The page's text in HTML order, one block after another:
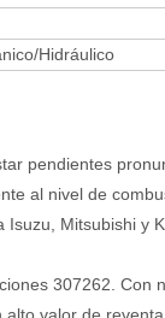
Hidráulico
pendientes
al nivel de
Mitsubishi y
307262. Con